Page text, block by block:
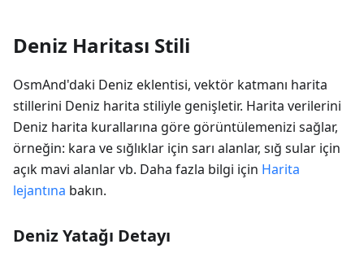
Deniz Haritası Stili
OsmAnd'daki Deniz eklentisi, vektör katmanı harita
stillerini Deniz harita stiliyle genişletir. Harita verilerini
Deniz harita kurallarına göre görüntülemenizi sağlar,
örneğin: kara ve sığlıklar için sarı alanlar, sığ sular için
açık mavi alanlar vb. Daha fazla bilgi için Harita
lejantına bakın.
Deniz Yatağı Detayı